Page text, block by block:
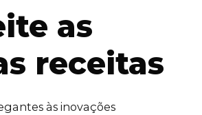
as
receitas
às inovações